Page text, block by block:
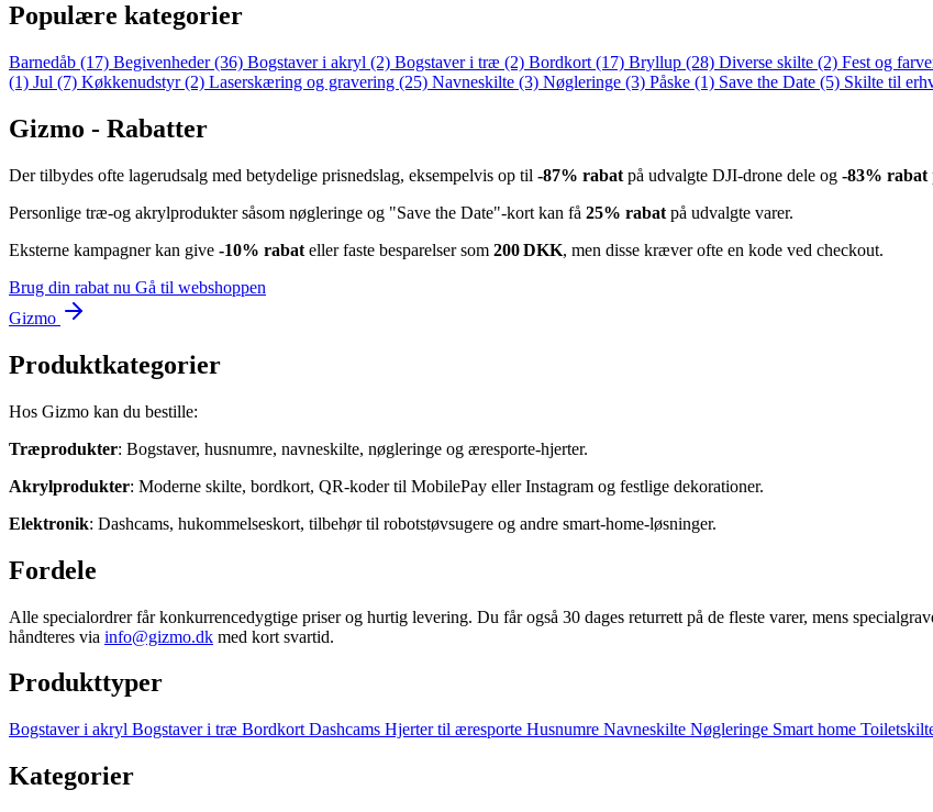
Populære kategorier
Barnedåb (17) Begivenheder(36) Bogstaver i akryl (2) Bogstaver i træ (2) Bordkort (17) Bryllup (28) Diverse skilte (2) Fest og
(1) Jul (7) Køkkenudstyr(2) Laserskæring og gravering (25) Navneskilte (3) Nøgleringe (3) Påske (1) Save the Date (5) Skilte til
Gizmo - Rabatter
Der tilbydes ofte lagerudsalg med betydelige prisnedslag, eksempelvis op til -87% rabat på udvalgte DJI‑drone dele og -83% rabat
Personlige træ‑og akrylprodukter såsom nøgleringe og "Save the Date"‑kort kan få 25% rabat på udvalgte varer.
Eksterne kampagner kan give -10% rabat eller faste besparelser som 200 DKK, men disse kræver ofte en kode ved checkout.
Brug din rabat nu Gå til webshoppen
Gizmo
Produktkategorier
Hos Gizmo kan du bestille:
Træprodukter: Bogstaver, husnumre, navneskilte, nøgleringe og æresporte‑hjerter.
Akrylprodukter: Moderne skilte, bordkort, QR‑koder til MobilePay eller Instagram og festlige dekorationer.
Elektronik: Dashcams, hukommelseskort, tilbehør til robotstøvsugere og andre smart‑home‑løsninger.
Fordele
Alle specialordrer får konkurrencedygtige priser og hurtig levering. Du får også 30 dages returrett på de fleste varer, mens
håndteres via info@gizmo.dk med kort svartid.
Produkttyper
Bogstaver i akryl Bogstaver i træ Bordkort Dashcams Hjerter til æresporte Husnumre Navneskilte Nøgleringe Smart home
Kategorier